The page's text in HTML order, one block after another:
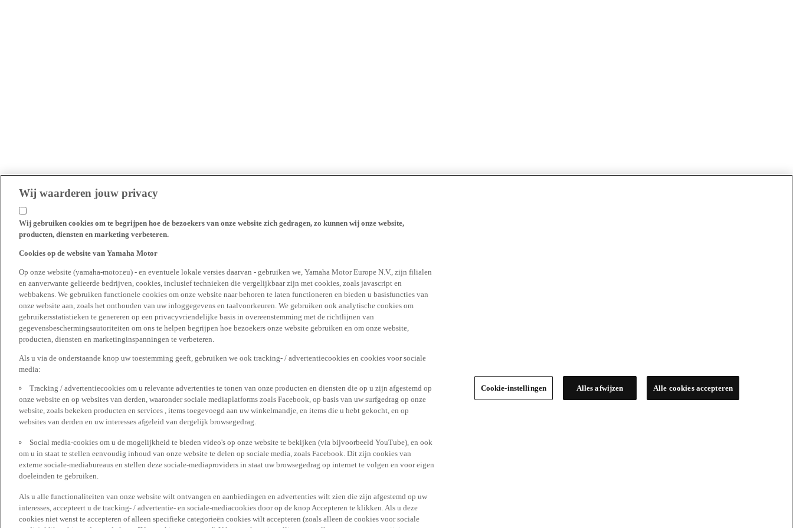
Wij waarderen jouw privacy
Wij gebruiken cookies om te begrijpen hoe de bezoekers van onze website zich gedragen, zo kunnen wij onze website,
producten, diensten en marketing verbeteren.
Cookies op de website van Yamaha Motor
Op onze website (yamaha-motor.eu) - en eventuele lokale versies daarvan - gebruiken we, Yamaha Motor Europe N.V., zijn filialen
en aanverwante gelieerde bedrijven, cookies, inclusief technieken die vergelijkbaar zijn met cookies, zoals javascript en
webbakens. We gebruiken functionele cookies om onze website naar behoren te laten functioneren en bieden u basisfuncties van
onze website aan, zoals het onthouden van uw inloggegevens en taalvoorkeuren. We gebruiken ook analytische cookies om
gebruikersstatistieken te genereren op een privacyvriendelijke basis in overeenstemming met de richtlijnen van
gegevensbeschermingsautoriteiten om ons te helpen begrijpen hoe bezoekers onze website gebruiken en om onze website,
producten, diensten en marketinginspanningen te verbeteren.
Als u via de onderstaande knop uw toestemming geeft, gebruiken we ook tracking- / advertentiecookies en cookies voor sociale
media:
Tracking / advertentiecookies om u relevante advertenties te tonen van onze producten en diensten die op u zijn afgestemd op
onze website en op websites van derden, waaronder sociale mediaplatforms zoals Facebook, op basis van uw surfgedrag op onze
website, zoals bekeken producten en services , items toegevoegd aan uw winkelmandje, en items die u hebt gekocht, en op
websites van derden en uw interesses afgeleid van dergelijk browsegedrag.
Social media-cookies om u de mogelijkheid te bieden video's op onze website te bekijken (via bijvoorbeeld YouTube), en ook
om u in staat te stellen eenvoudig inhoud van onze website te delen op sociale media, zoals Facebook. Dit zijn cookies van
externe sociale-mediabureaus en stellen deze sociale-mediaproviders in staat uw browsegedrag op internet te volgen en voor eigen
doeleinden te gebruiken.
Als u alle functionaliteiten van onze website wilt ontvangen en aanbiedingen en advertenties wilt zien die zijn afgestemd op uw
interesses, accepteert u de tracking- / advertentie- en sociale-mediacookies door op de knop Accepteren te klikken. Als u deze
cookies niet wenst te accepteren of alleen specifieke categorieën cookies wilt accepteren (zoals alleen de cookies voor sociale
Cookie-instellingen Alles afwijzen Alle cookies accepteren